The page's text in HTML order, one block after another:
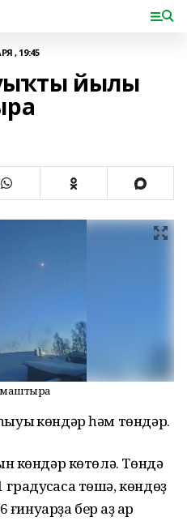
, 19:45
йылы
көндәр һәм төндәр.
көндәр көтөлә. Төндә
төшә, көндөҙ
бер аҙ ҡар